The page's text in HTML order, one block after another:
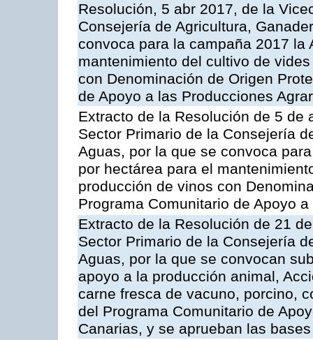
Resolución, 5 abr 2017, de la
Consejería de Agricultura,
convoca para la campaña 2017
mantenimiento del cultivo de
con Denominación de Origen
de Apoyo a las Producciones
Extracto de la Resolución de 5
Sector Primario de la Consejería
Aguas, por la que se convoca
por hectárea para el
producción de vinos con
Programa Comunitario de Apoyo
Extracto de la Resolución de 21
Sector Primario de la Consejería
Aguas, por la que se convocan
apoyo a la producción animal,
carne fresca de vacuno, porcino,
del Programa Comunitario de
Canarias, y se aprueban las